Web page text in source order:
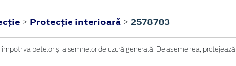
> Protecţie interioară > 2578783
petelor și a semnelor de uzură generală. De asemenea,